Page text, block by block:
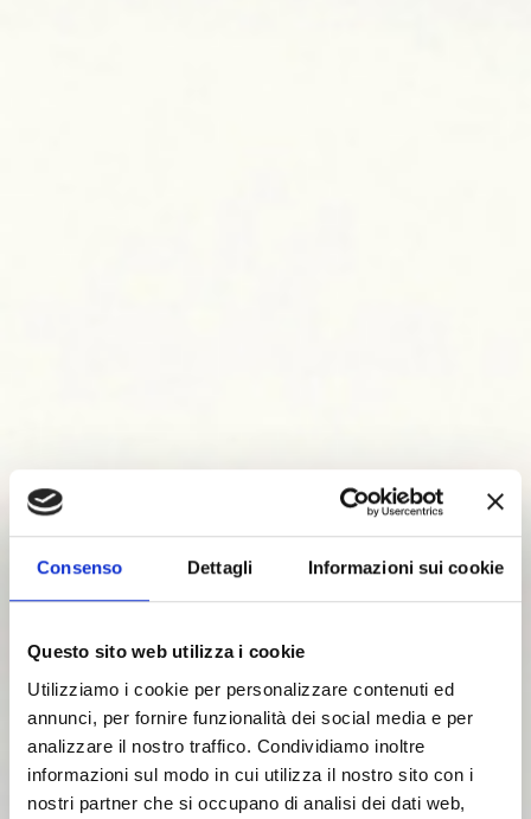
Consenso Dettagli Informazioni sui cookie
Questo sito web utilizza i cookie
Utilizziamo i cookie per personalizzare contenuti ed
annunci, per fornire funzionalità dei social media e per
analizzare il nostro traffico. Condividiamo inoltre
informazioni sul modo in cui utilizza il nostro sito con i
nostri partner che si occupano di analisi dei dati web,